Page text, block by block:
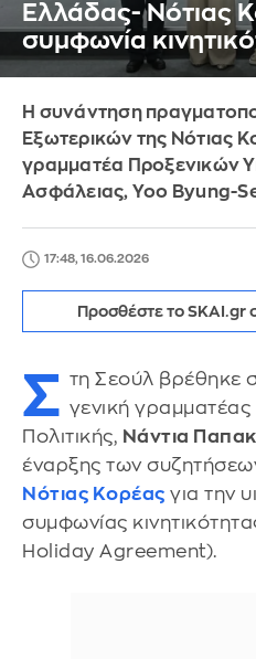
Ελλάδας- Νότιας
συμφωνία
Η συνάντηση
Εξωτερικών της Νότιας
γραμματέα Προξενικών
Ασφάλειας, Yoo Byung-
17:48, 16.06.2026
Προσθέστε το SKAI.gr
Σ τη Σεούλ βρέθηκε
γενική
Πολιτικής, Νάντια
έναρξης των
Νότιας Κορέας για την
συμφωνίας
Holiday Agreement).